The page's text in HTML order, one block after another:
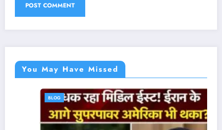
You May Have Missed